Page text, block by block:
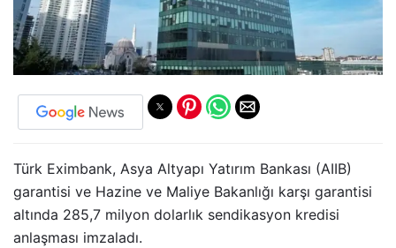
Türk Eximbank, Asya Altyapı Yatırım Bankası (AIIB)
garantisi ve Hazine ve Maliye Bakanlığı karşı garantisi
altında 285,7 milyon dolarlık sendikasyon kredisi
anlaşması imzaladı.